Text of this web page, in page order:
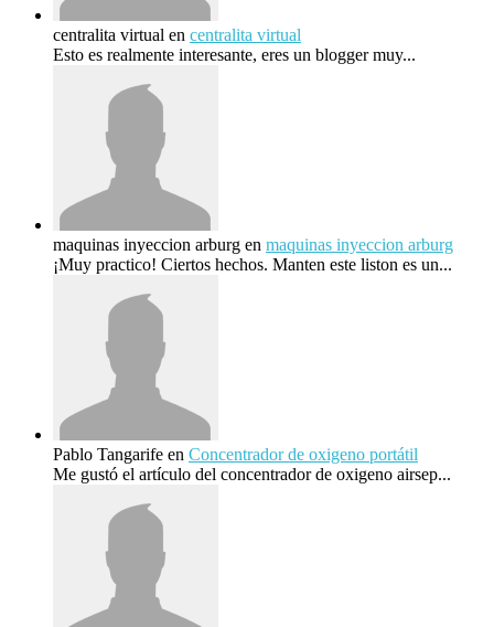
centralita virtual en centralita virtual
Esto es realmente interesante, eres un blogger muy...
maquinas inyeccion arburg en maquinas inyeccion arburg
¡Muy practico! Ciertos hechos. Manten este liston es un...
Pablo Tangarife en Concentrador de oxigeno portátil
Me gustó el artículo del concentrador de oxigeno airsep...